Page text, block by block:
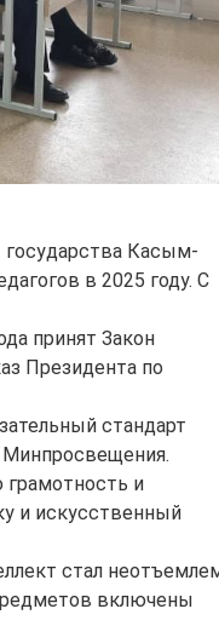
государства Касым-
в 2025 году. С
принят Закон
Президента по
стандарт
Минпросвещения.
и
и искусственный
стал
включены